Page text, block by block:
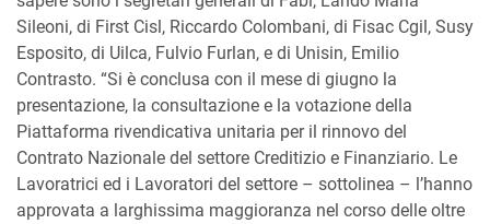
Sileoni, di First Cisl, Riccardo Colombani, di Fisac Cgil, Susy
Esposito, di Uilca, Fulvio Furlan, e di Unisin, Emilio
Contrasto. “Si è conclusa con il mese di giugno la
presentazione, la consultazione e la votazione della
Piattaforma rivendicativa unitaria per il rinnovo del
Contrato Nazionale del settore Creditizio e Finanziario. Le
Lavoratrici ed i Lavoratori del settore – sottolinea – l’hanno
approvata a larghissima maggioranza nel corso delle oltre